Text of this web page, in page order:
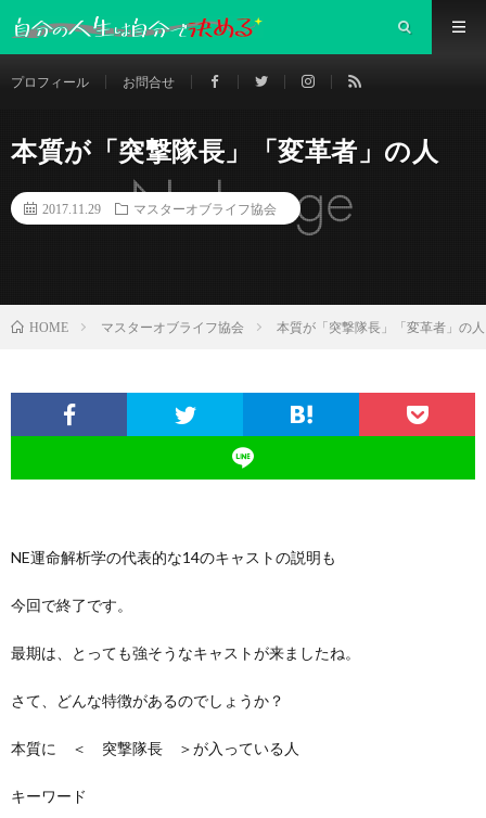
プロフィール お問合せ
本質が「突撃隊長」「変革者」の人
2017.11.29 マスターオブライフ協会
HOME マスターオブライフ協会 本質が「突撃隊長」「変革者」の人
NE運命解析学の代表的な14のキャストの説明も
今回で終了です。
最期は、とっても強そうなキャストが来ましたね。
さて、どんな特徴があるのでしょうか？
本質に ＜ 突撃隊長 ＞が入っている人
キーワード